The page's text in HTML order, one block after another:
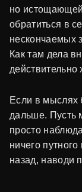
но
обратиться в
нескончаемых
Как там дела
действительно
Если в мыслях
дальше. Пусть
просто
ничего
назад, наводи